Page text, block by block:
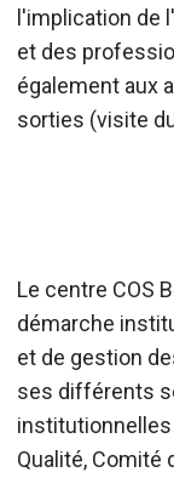
l'implication de
et des
également aux
sorties (visite
Le centre COS
démarche
et de gestion
ses différents
institutionnelles
Qualité, Comité